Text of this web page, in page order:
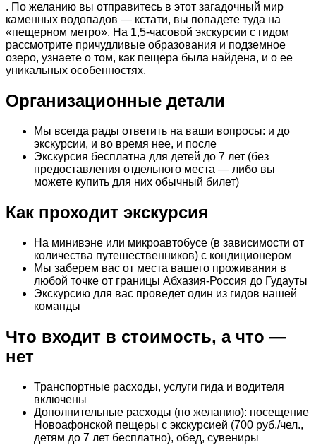
. По желанию вы отправитесь в этот загадочный мир
каменных водопадов — кстати, вы попадете туда на
«пещерном метро». На 1,5-часовой экскурсии с гидом
рассмотрите причудливые образования и подземное
озеро, узнаете о том, как пещера была найдена, и о ее
уникальных особенностях.
Организационные детали
Мы всегда рады ответить на ваши вопросы: и до
экскурсии, и во время нее, и после
Экскурсия бесплатна для детей до 7 лет (без
предоставления отдельного места — либо вы
можете купить для них обычный билет)
Как проходит экскурсия
На минивэне или микроавтобусе (в зависимости от
количества путешественников) с кондиционером
Мы заберем вас от места вашего проживания в
любой точке от границы Абхазия-Россия до Гудауты
Экскурсию для вас проведет один из гидов нашей
команды
Что входит в стоимость, а что —
нет
Транспортные расходы, услуги гида и водителя
включены
Дополнительные расходы (по желанию): посещение
Новоафонской пещеры с экскурсией (700 руб./чел.,
детям до 7 лет бесплатно), обед, сувениры